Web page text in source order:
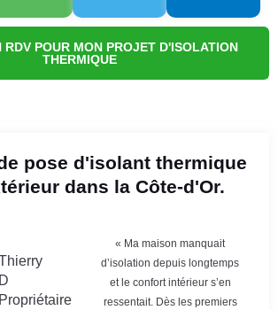
RDV POUR MON PROJET D'ISOLATION
THERMIQUE
pose d'isolant thermique
dans la Côte-d'Or.
D
Propriétaire
« Ma maison manquait
d’isolation depuis longtemps
et le confort intérieur s’en
ressentait. Dès les premiers